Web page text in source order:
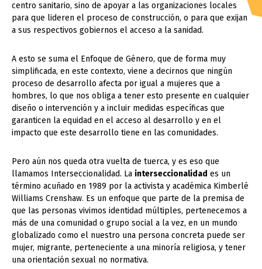
centro sanitario, sino de apoyar a las organizaciones locales
para que lideren el proceso de construcción, o para que exijan
a sus respectivos gobiernos el acceso a la sanidad.
A esto se suma el Enfoque de Género, que de forma muy
simplificada, en este contexto, viene a decirnos que ningún
proceso de desarrollo afecta por igual a mujeres que a
hombres, lo que nos obliga a tener esto presente en cualquier
diseño o intervención y a incluir medidas específicas que
garanticen la equidad en el acceso al desarrollo y en el
impacto que este desarrollo tiene en las comunidades.
Pero aún nos queda otra vuelta de tuerca, y es eso que
llamamos Interseccionalidad. La interseccionalidad es un
término acuñado en 1989 por la activista y académica Kimberlé
Williams Crenshaw. Es un enfoque que parte de la premisa de
que las personas vivimos identidad múltiples, pertenecemos a
más de una comunidad o grupo social a la vez, en un mundo
globalizado como el nuestro una persona concreta puede ser
mujer, migrante, perteneciente a una minoría religiosa, y tener
una orientación sexual no normativa.